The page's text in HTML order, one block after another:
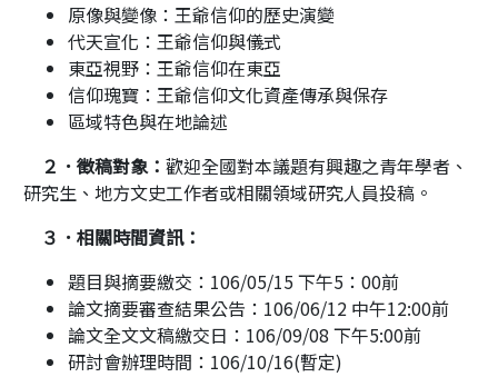
原像與變像：王爺信仰的歷史演變
代天宣化：王爺信仰與儀式
東亞視野：王爺信仰在東亞
信仰瑰寶：王爺信仰文化資產傳承與保存
區域特色與在地論述
２．徵稿對象： 歡迎全國對本議題有興趣之青年學者、
研究生、地方文史工作者或相關領域研究人員投稿。
３．相關時間資訊：
題目與摘要繳交：106/05/15 下午5：00前
論文摘要審查結果公告：106/06/12 中午12:00前
論文全文文稿繳交日：106/09/08 下午5:00前
研討會辦理時間：106/10/16(暫定)